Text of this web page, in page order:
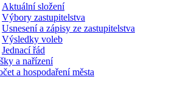
Aktuální složení
Výbory zastupitelstva
Usnesení a zápisy ze zastupitelstva
Výsledky voleb
Jednací řád
a nařízení
a hospodaření města